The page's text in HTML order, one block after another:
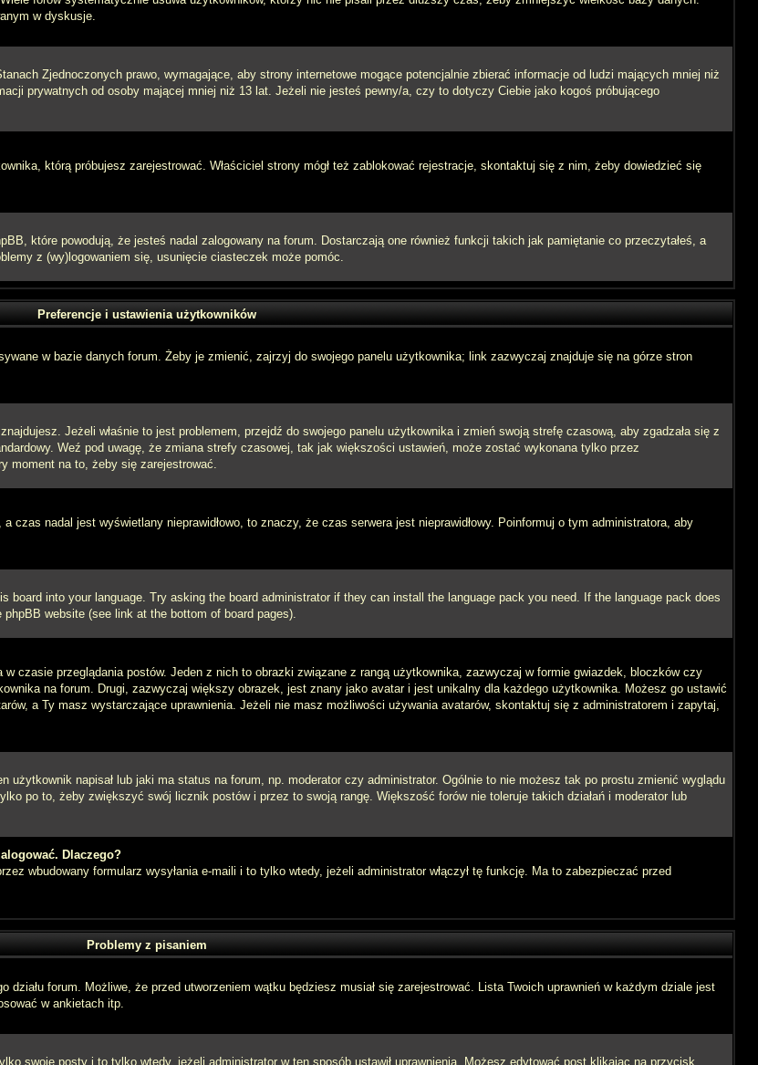
w dyskusje.
Zjednoczonych prawo, wymagające, aby strony internetowe mogące potencjalnie zbierać informacje od ludzi mających mniej niż
prywatnych od osoby mającej mniej niż 13 lat. Jeżeli nie jesteś pewny/a, czy to dotyczy Ciebie jako kogoś próbującego
którą próbujesz zarejestrować. Właściciel strony mógł też zablokować rejestracje, skontaktuj się z nim, żeby dowiedzieć się
które powodują, że jesteś nadal zalogowany na forum. Dostarczają one również funkcji takich jak pamiętanie co przeczytałeś, a
z (wy)logowaniem się, usunięcie ciasteczek może pomóc.
Preferencje i ustawienia użytkowników
w bazie danych forum. Żeby je zmienić, zajrzyj do swojego panelu użytkownika; link zazwyczaj znajduje się na górze stron
Jeżeli właśnie to jest problemem, przejdź do swojego panelu użytkownika i zmień swoją strefę czasową, aby zgadzała się z
Weź pod uwagę, że zmiana strefy czasowej, tak jak większości ustawień, może zostać wykonana tylko przez
moment na to, żeby się zarejestrować.
czas nadal jest wyświetlany nieprawidłowo, to znaczy, że czas serwera jest nieprawidłowy. Poinformuj o tym administratora, aby
board into your language. Try asking the board administrator if they can install the language pack you need. If the language pack does
website (see link at the bottom of board pages).
czasie przeglądania postów. Jeden z nich to obrazki związane z rangą użytkownika, zazwyczaj w formie gwiazdek, bloczków czy
na forum. Drugi, zazwyczaj większy obrazek, jest znany jako avatar i jest unikalny dla każdego użytkownika. Możesz go ustawić
a Ty masz wystarczające uprawnienia. Jeżeli nie masz możliwości używania avatarów, skontaktuj się z administratorem i zapytaj,
użytkownik napisał lub jaki ma status na forum, np. moderator czy administrator. Ogólnie to nie możesz tak po prostu zmienić wyglądu
po to, żeby zwiększyć swój licznik postów i przez to swoją rangę. Większość forów nie toleruje takich działań i moderator lub
Dlaczego?
wbudowany formularz wysyłania e-maili i to tylko wtedy, jeżeli administrator włączył tę funkcję. Ma to zabezpieczać przed
Problemy z pisaniem
forum. Możliwe, że przed utworzeniem wątku będziesz musiał się zarejestrować. Lista Twoich uprawnień w każdym dziale jest
w ankietach itp.
swoje posty i to tylko wtedy, jeżeli administrator w ten sposób ustawił uprawnienia. Możesz edytować post klikając na przycisk